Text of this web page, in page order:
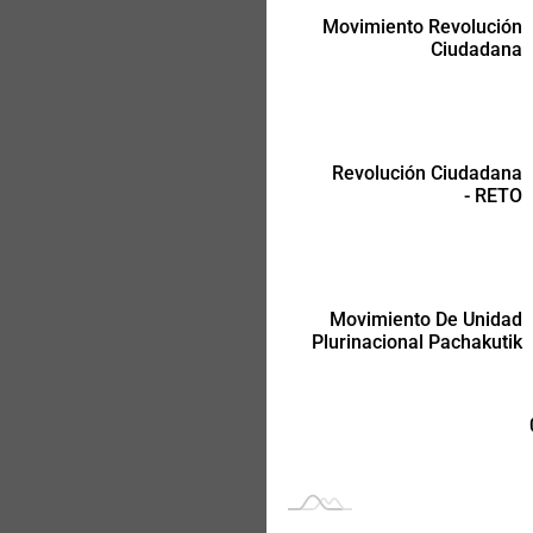
Movimiento De Unidad
Plurinacional Pachakutik
Revolución Ciudadana
- RETO
Movimiento Revolución
Ciudadana